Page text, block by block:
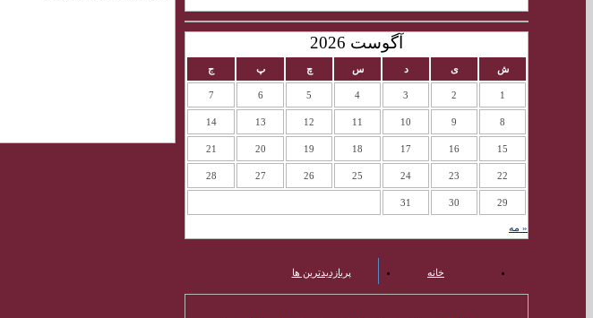
آگوست 2026
ش ی د س چ پ ج
1
2
3
4
5
6
7
8
9
10
11
12
13
14
15
16
17
18
19
20
21
22
23
24
25
26
27
28
29
30
31
« مه
خانه پربازدیدترین ها